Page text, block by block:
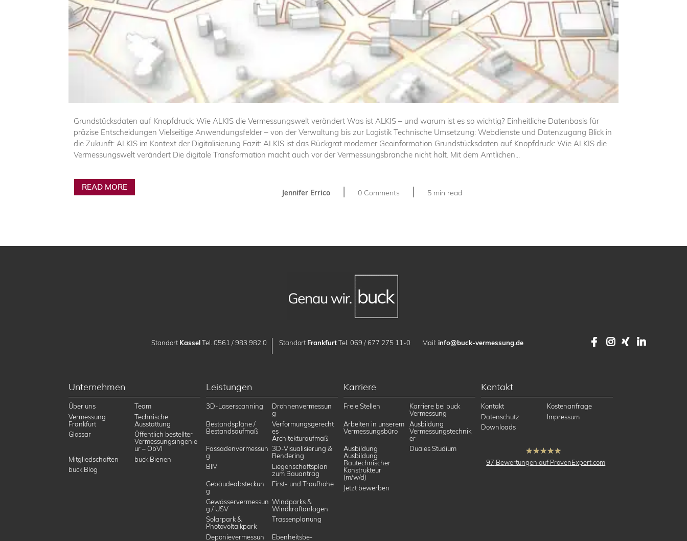
Grundstücksdaten auf Knopfdruck: Wie ALKIS die Vermessungswelt verändert Was ist ALKIS – und warum ist es so wichtig? Einheitliche Datenbasis für
präzise Entscheidungen Vielseitige Anwendungsfelder – von der Verwaltung bis zur Logistik Technische Umsetzung: Webdienste und Datenzugang Blick in
die Zukunft: ALKIS im Kontext der Digitalisierung Fazit: ALKIS ist das Rückgrat moderner Geoinformation Grundstücksdaten auf Knopfdruck: Wie ALKIS die
Vermessungswelt verändert Die digitale Transformation macht auch vor der Vermessungsbranche nicht halt. Mit dem Amtlichen...
READ MORE
Jennifer Errico | 0 Comments | 5 min read
Standort KasselTel. 0561 / 983 982 0 Standort FrankfurtTel. 069 / 677 275 11-0 Mail: info@buck-vermessung.de Facebook
Instagram
XING
Unternehmen
Über uns
Team
Vermessung
Frankfurt
Technische
Ausstattung
Glossar
Öffentlich bestellter
Vermessungsingenie
ur – ÖbVI
Mitgliedschaften
buck Bienen
buck Blog
Leistungen
3D-Laserscanning
Drohnenvermessun
g
Bestandspläne /
Bestandsaufmaß
Verformungsgerecht
es
Architekturaufmaß
Fassadenvermessun
g
3D-Visualisierung &
Rendering
BIM
Liegenschaftsplan
zum Bauantrag
Gebäudeabsteckun
g
First- und Traufhöhe
Gewässervermessun
g / USV
Windparks &
Windkraftanlagen
Solarpark &
Photovoltaikpark
Trassenplanung
Deponievermessun
Ebenheitsbe­
Karriere
Freie Stellen
Karriere bei buck
Vermessung
Arbeiten in unserem
Vermessungsbüro
Ausbildung
Vermessungstechnik
er
Ausbildung
Ausbildung
Bautechnischer
Konstrukteur
(m/w/d)
Duales Studium
Jetzt bewerben
Kontakt
Kontakt
Kostenanfrage
Datenschutz
Impressum
Downloads
hat4.91
von5
97 Bewertungen auf ProvenExpert.com